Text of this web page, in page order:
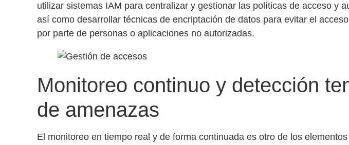
utilizar sistemas IAM para centralizar y gestionar las políticas de acceso y
así como desarrollar técnicas de encriptación de datos para evitar el
por parte de personas o aplicaciones no autorizadas.
Monitoreo continuo y detección
de amenazas
El monitoreo en tiempo real y de forma continuada es otro de los